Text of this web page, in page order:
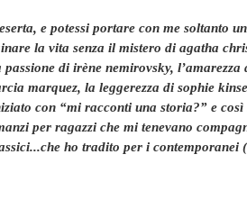
la vita senza il mistero di agatha
di irène nemirovsky, l’amarezza
marquez, la leggerezza di sophie
con “mi racconti una storia?” e così
per ragazzi che mi tenevano
ho tradito per i contemporanei